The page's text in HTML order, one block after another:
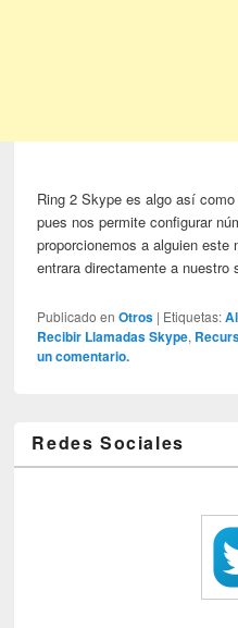
Ring 2 Skype es algo así
pues nos permite configurar
proporcionemos a alguien
entrara directamente a nuestro
Publicado en Otros | Etiquetas:
Recibir Llamadas Skype,
un comentario.
Redes Sociales